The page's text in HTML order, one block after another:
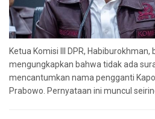
Ketua Komisi III DPR, Habiburokhman,
mengungkapkan bahwa tidak ada
mencantumkan nama pengganti
Prabowo. Pernyataan ini muncul